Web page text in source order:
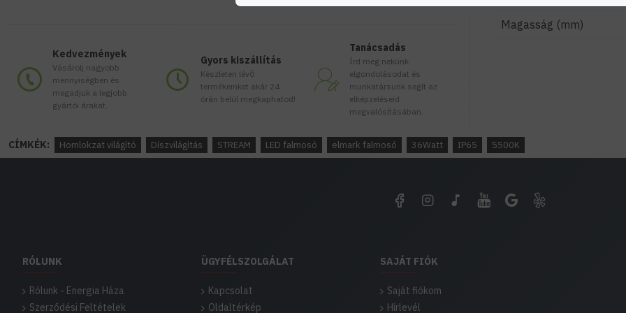
Kedvezmények
Vásárolj nagyobb
mennyiségben és
megadjuk a legjobb
gyártói árakat.
Gyors kiszállítás
Készleten lévő
termékeinket akár 24
órán belül megkaphatod!
Tanácsadás
Írd meg nekünk
elgondolásodat és
munkatársunk segít az
elképzeléseid
megvalósításában.
Magasság (mm)
CÍMKÉK: Homlokzat világító Díszvilágítás STREAM LED falmosó elmark falmosó 36Watt IP65 5500K
RÓLUNK
Rólunk - Energia Háza
Szerződési Feltételek
ÜGYFÉLSZOLGÁLAT
Kapcsolat
Oldaltérkép
SAJÁT FIÓK
Saját fiókom
Hírlevél